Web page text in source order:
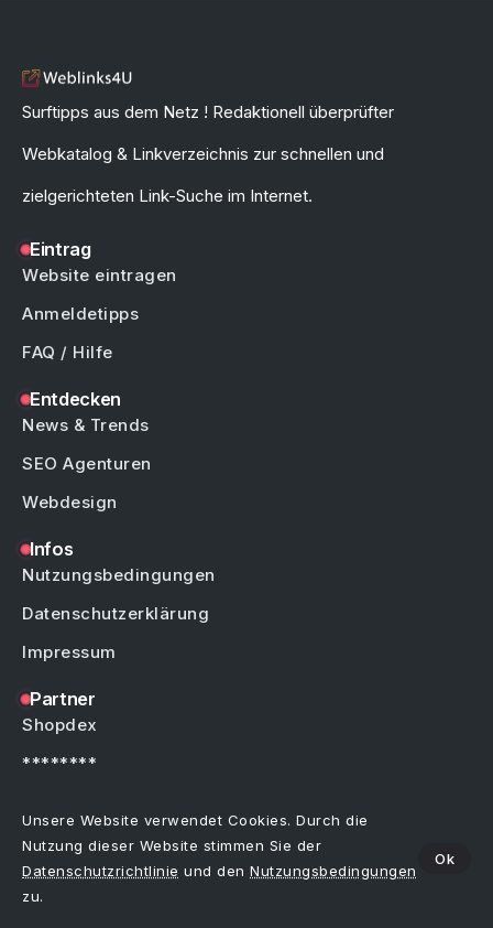
Surftipps aus dem Netz ! Redaktionell überprüfter
Webkatalog & Linkverzeichnis zur schnellen und
zielgerichteten Link-Suche im Internet.
Eintrag
Website eintragen
Anmeldetipps
FAQ / Hilfe
Entdecken
News & Trends
SEO Agenturen
Webdesign
Infos
Nutzungsbedingungen
Datenschutzerklärung
Impressum
Partner
Shopdex
********
Copyright © by Weblinks4U.de – Alle Rechte vorbehalten.
Unsere Website verwendet Cookies. Durch die
Nutzung dieser Website stimmen Sie der
Datenschutzrichtlinie und den Nutzungsbedingungen
zu.
Ok